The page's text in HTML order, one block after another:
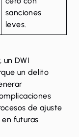
sanciones
leves.
un DWI
un delito
de ajuste
en futuras